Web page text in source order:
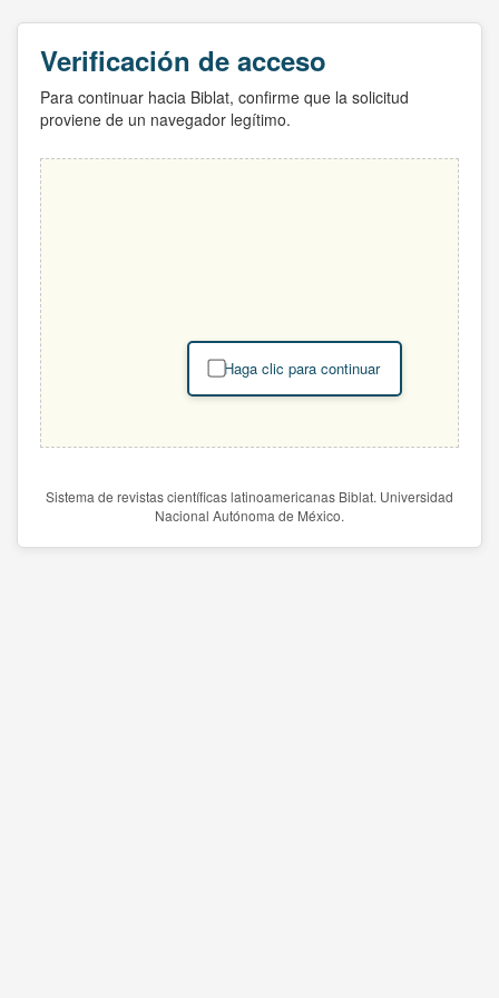
Verificación de acceso
Para continuar hacia Biblat, confirme que la solicitud
proviene de un navegador legítimo.
Haga clic para continuar
Sistema de revistas científicas latinoamericanas Biblat. Universidad
Nacional Autónoma de México.